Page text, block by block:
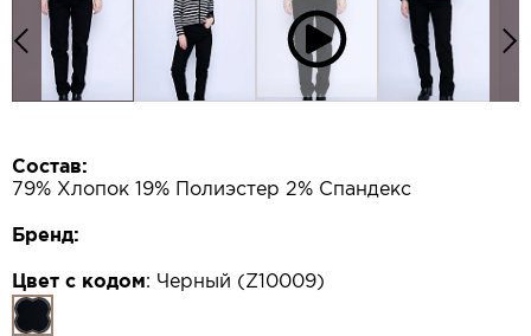
Состав:
79% Хлопок 19% Полиэстер 2% Спандекс
Бренд:
Цвет с кодом: Черный (Z10009)